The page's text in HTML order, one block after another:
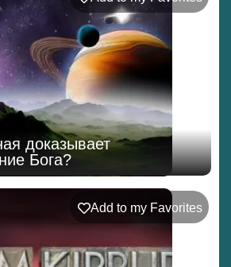
доказывает
Бога?
Add to my Favorites